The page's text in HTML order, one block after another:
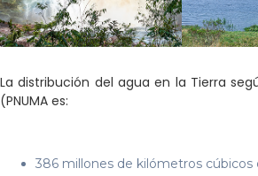
La distribución del agua en la Tierra
(PNUMA es:
386 millones de kilómetros cúbicos